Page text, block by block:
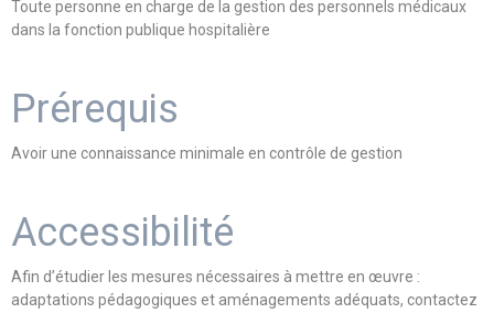
Toute personne en charge de la gestion des personnels médicaux
dans la fonction publique hospitalière
Prérequis
Avoir une connaissance minimale en contrôle de gestion
Accessibilité
Afin d’étudier les mesures nécessaires à mettre en œuvre :
adaptations pédagogiques et aménagements adéquats, contactez